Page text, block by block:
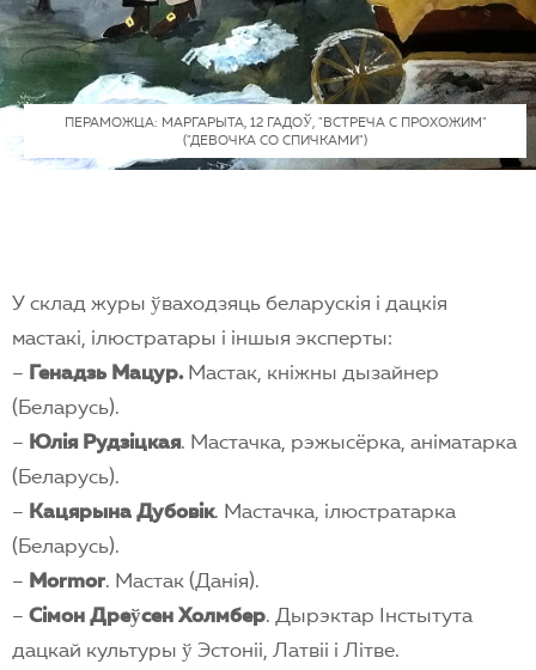
ПЕРАМОЖЦА: МАРГАРЫТА, 12 ГАДОЎ, "ВСТРЕЧА С ПРОХОЖИМ"
("ДЕВОЧКА СО СПИЧКАМИ")
У склад журы ўваходзяць беларускiя i дацкiя
мастакi, iлюстратары i iншыя эксперты:
– Генадзь Мацур.Мастак, кнiжны дызайнер
(Беларусь).
– Юлiя Рудзiцкая. Мастачка, рэжысёрка, анiматарка
(Беларусь).
– Кацярына Дубовiк. Мастачка, iлюстратарка
(Беларусь).
– Mormor. Мастак (Данiя).
– Сiмон Дреўсен Холмбер. Дырэктар Iнстытута
дацкай культуры ў Эстонii, Латвii i Лiтве.